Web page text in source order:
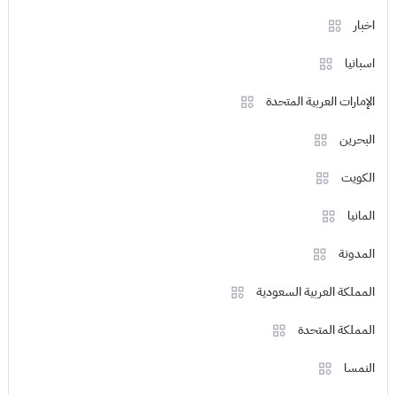
اخبار
اسبانيا
الإمارات العربية المتحدة
البحرين
الكويت
المانيا
المدونة
المملكة العربية السعودية
المملكة المتحدة
النمسا